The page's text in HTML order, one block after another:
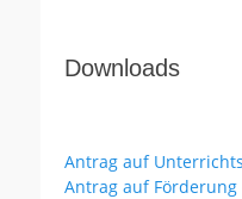
Downloads
Antrag auf
Antrag auf